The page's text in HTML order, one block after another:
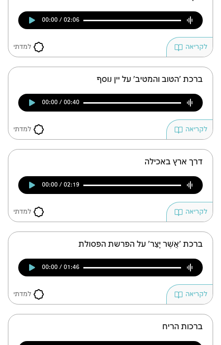
00:00 / 02:06
למדתי לקריאה
ברכת 'הטוב והמטיב' על יין נוסף
00:00 / 00:40
למדתי לקריאה
דרך ארץ באכילה
00:00 / 02:19
למדתי לקריאה
ברכת 'אֲשֶׁר יָצַר' על הפרשת הפסולת
00:00 / 01:46
למדתי לקריאה
ברכות הריח
זמן להתחבר לחשבון
שלך
לסימון המושג כנלמד, יש להתחבר לחשבון או
הרשמה